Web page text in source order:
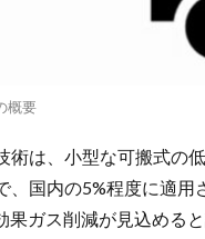
概要
術は、小型な可搬式の
、国内の5%程度に適
果ガス削減が見込める